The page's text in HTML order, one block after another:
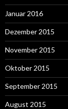
Januar 2016
Dezember 2015
November 2015
Oktober 2015
September 2015
August 2015